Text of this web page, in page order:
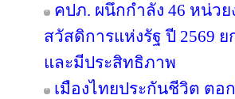
คปภ. ผนึกกำลัง 46 หน่วย
สวัสดิการแห่งรัฐ ปี 2569
และมีประสิทธิภาพ
เมืองไทยประกันชีวิต ตอ